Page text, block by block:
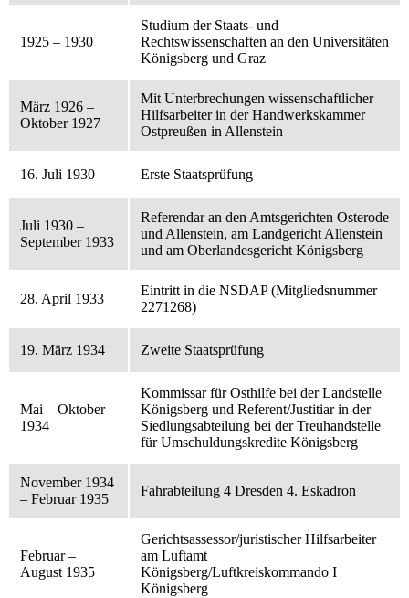
1925 – 1930
Studium der Staats- und
Rechtswissenschaften an den Universitäten
Königsberg und Graz
März 1926 –
Oktober 1927
Mit Unterbrechungen wissenschaftlicher
Hilfsarbeiter in der Handwerkskammer
Ostpreußen in Allenstein
16. Juli 1930 Erste Staatsprüfung
Juli 1930 –
September 1933
Referendar an den Amtsgerichten Osterode
und Allenstein, am Landgericht Allenstein
und am Oberlandesgericht Königsberg
28. April 1933
Eintritt in die NSDAP (Mitgliedsnummer
2271268)
19. März 1934 Zweite Staatsprüfung
Mai – Oktober
1934
Kommissar für Osthilfe bei der Landstelle
Königsberg und Referent/Justitiar in der
Siedlungsabteilung bei der Treuhandstelle
für Umschuldungskredite Königsberg
November 1934
– Februar 1935
Fahrabteilung 4 Dresden 4. Eskadron
Februar –
August 1935
Gerichtsassessor/juristischer Hilfsarbeiter
am Luftamt
Königsberg/Luftkreiskommando I
Königsberg